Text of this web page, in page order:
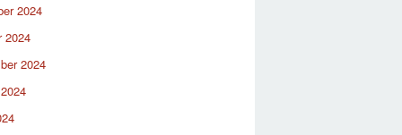
2024
2024
2024